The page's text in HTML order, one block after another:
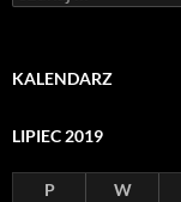
KALENDARZ
LIPIEC 2019
P W